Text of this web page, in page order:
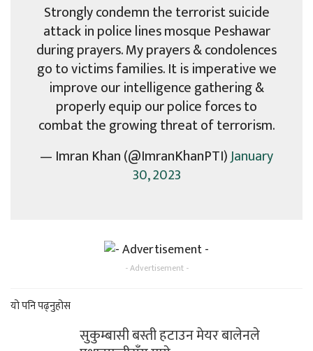
Strongly condemn the terrorist suicide
attack in police lines mosque Peshawar
during prayers. My prayers & condolences
go to victims families. It is imperative we
improve our intelligence gathering &
properly equip our police forces to
combat the growing threat of terrorism.
— Imran Khan (@ImranKhanPTI)January
30, 2023
- Advertisement -
यो पनि पढ्नुहोस
सुकुम्बासी बस्ती हटाउन मेयर बालेनले